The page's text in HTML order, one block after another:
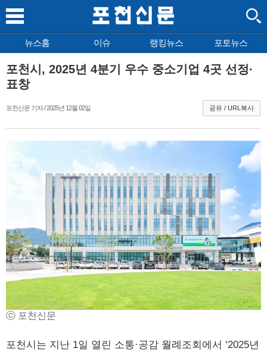
뉴스홈 이슈 랭킹뉴스 포토뉴스
포천시, 2025년 4분기 우수 중소기업 4곳 선정·
표창
포천신문 기자 / 2025년 12월 02일 공유 / URL복사
ⓒ 포천신문
포천시는 지난 1일 열린 소통·공감 월례조회에서 ‘2025년